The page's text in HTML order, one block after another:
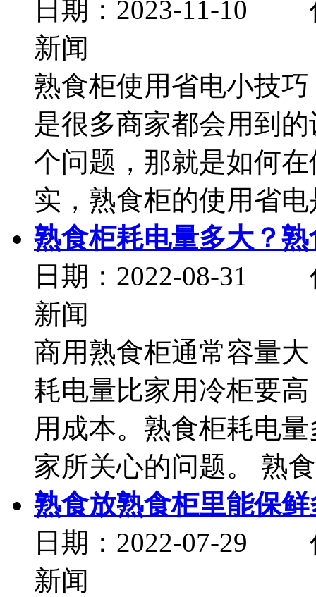
日期：2023-11-10
新闻
熟食柜使用省电小技
是很多商家都会用到
个问题，那就是如何
实，熟食柜的使用省
熟食柜耗电量多大？熟
日期：2022-08-31
新闻
商用熟食柜通常容量
耗电量比家用冷柜要
用成本。熟食柜耗电
家所关心的问题。 熟
熟食放熟食柜里能保鲜
日期：2022-07-29
新闻